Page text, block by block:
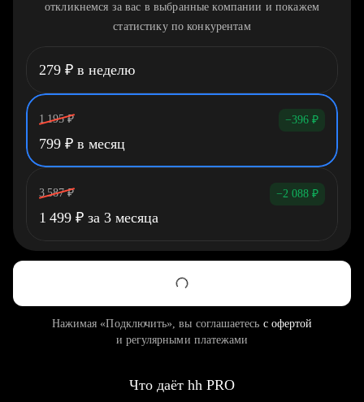
откликнемся за вас в выбранные компании и покажем
статистику по конкурентам
279 ₽ в неделю
1 195 ₽ −396 ₽
799 ₽ в месяц
3 587 ₽ −2 088 ₽
1 499 ₽ за 3 месяца
Нажимая «Подключить», вы соглашаетесь с офертой
и регулярными платежами
Что даёт hh PRO